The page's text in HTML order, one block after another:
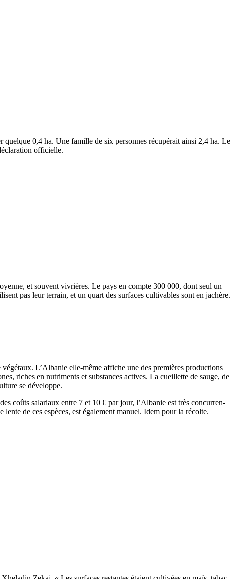
quelque 0,4 ­ha. Une famille de six personnes récu­pé­rait ainsi 2,4 ­ha. Le
offi­cielle.
et souvent vivrières. Le pays en compte 300­ 000, dont seul un
pas leur terrain, et un quart des surfaces culti­vables sont en jachère.
L’Albanie elle-même affiche une des premières produc­tions
riches en nutri­ments et substances actives. La cueillette de sauge, de
se déve­loppe.
coûts sala­riaux entre 7 et 10 ­€ par jour, l’Albanie est très concur­ren­
de ces espèces, est égale­ment manuel. Idem pour la récolte.